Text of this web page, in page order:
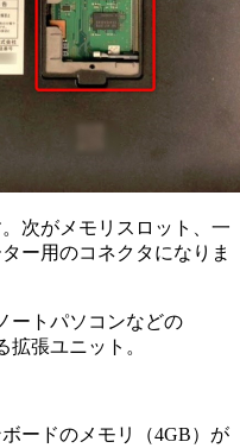
次がメモリスロット、一
ー用のコネクタになりま
ートパソコンなどの
拡張ユニット。
ードのメモリ（4GB）が